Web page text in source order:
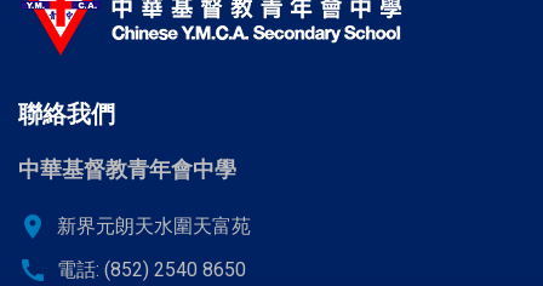
聯絡我們
中華基督教青年會中學
location_on 新界元朗天水圍天富苑
call 電話: (852) 2540 8650